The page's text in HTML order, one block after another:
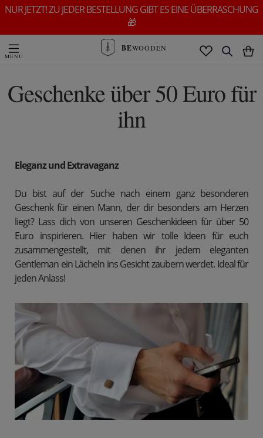
NUR JETZT! ZU JEDER BESTELLUNG GIBT ES EINE ÜBERRASCHUNG
🎁
BEWOODEN
Geschenke über 50 Euro für
ihn
Eleganz und Extravaganz
Du bist auf der Suche nach einem ganz besonderen
Geschenk für einen Mann, der dir besonders am Herzen
liegt? Lass dich von unseren Geschenkideen für über 50
Euro inspirieren. Hier haben wir tolle Ideen für euch
zusammengestellt, mit denen ihr jedem eleganten
Gentleman ein Lächeln ins Gesicht zaubern werdet. Ideal für
jeden Anlass!